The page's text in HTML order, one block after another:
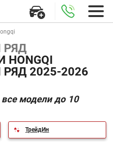
2025-2026
модели до 10
ТрейдИн